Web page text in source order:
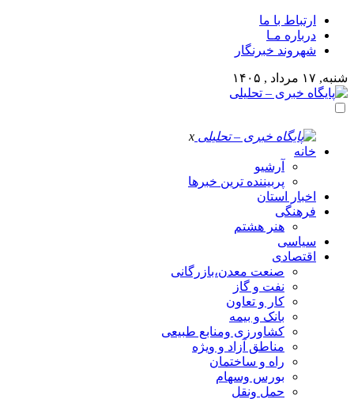
ارتباط با ما
درباره مـا
شهروند خبرنگار
شنبه, ۱۷ مرداد , ۱۴۰۵
x
خانه
آرشیو
پربیننده ترین خبرها
اخبار استان
فرهنگی
هنر هشتم
سیاسی
اقتصادی
صنعت معدن،بازرگانی
نفت و گاز
کار و تعاون
بانک و بیمه
کشاورزی ومنابع طبیعی
مناطق آزاد و ویژه
راه و ساختمان
بورس وسهام
حمل ونقل